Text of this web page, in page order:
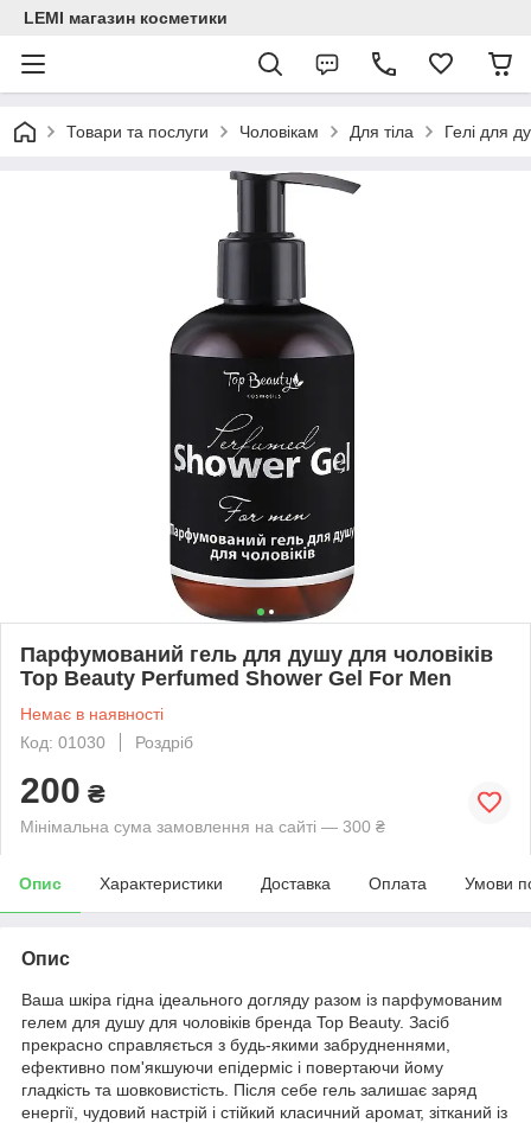
LEMI магазин косметики
Товари та послуги Чоловікам Для тіла Гелі для
Парфумований гель для душу для чоловіків
Top Beauty Perfumed Shower Gel For Men
Немає в наявності
Код: 01030
Роздріб
200 ₴
Мінімальна сума замовлення на сайті — 300 ₴
Опис Характеристики Доставка Оплата Умови
Опис
Ваша шкіра гідна ідеального догляду разом із парфумованим
гелем для душу для чоловіків бренда Top Beauty. Засіб
прекрасно справляється з будь-якими забрудненнями,
ефективно пом'якшуючи епідерміс і повертаючи йому
гладкість та шовковистість. Після себе гель залишає заряд
енергії, чудовий настрій і стійкий класичний аромат, зітканий із